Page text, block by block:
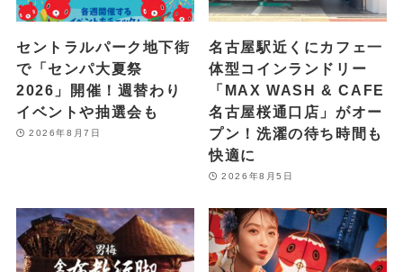
セントラルパーク地下街
で「センパ大夏祭
2026」開催！週替わり
イベントや抽選会も
2026年8月7日
名古屋駅近くにカフェ一
体型コインランドリー
「MAX WASH & CAFE
名古屋桜通口店」がオー
プン！洗濯の待ち時間も
快適に
2026年8月5日